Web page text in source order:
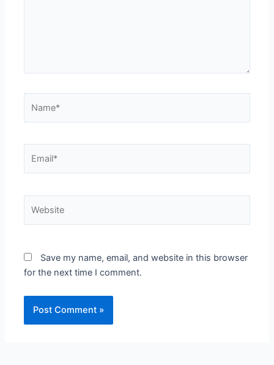
Save my name, email, and website in this browser
for the next time I comment.